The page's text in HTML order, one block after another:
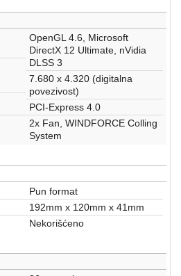
OpenGL 4.6, Microsoft
DirectX 12 Ultimate, nVidia
DLSS 3
7.680 x 4.320 (digitalna
povezivost)
PCI-Express 4.0
2x Fan, WINDFORCE Colling
System
Pun format
192mm x 120mm x 41mm
Nekorišćeno